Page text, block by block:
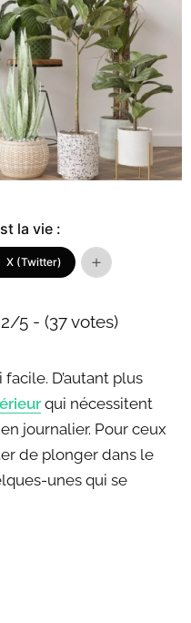
la vie :
X (Twitter)
5 - (37 votes)
facile. D’autant plus
qui nécessitent
journalier. Pour ceux
de plonger dans le
unes qui se